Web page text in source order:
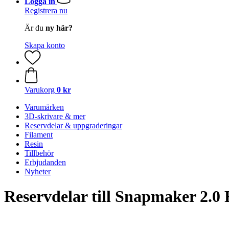
Registrera nu
Är du ny här?
Skapa konto
Varukorg 0 kr
Varumärken
3D-skrivare & mer
Reservdelar & uppgraderingar
Filament
Resin
Tillbehör
Erbjudanden
Nyheter
Reservdelar till Snapmaker 2.0